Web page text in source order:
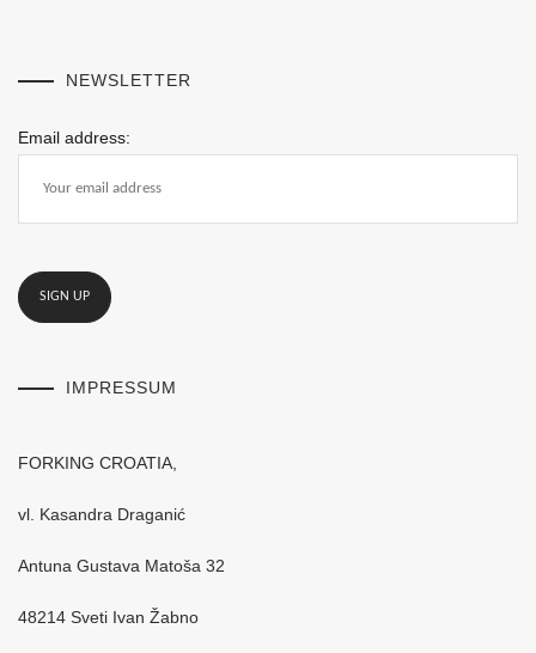
NEWSLETTER
Email address:
IMPRESSUM
FORKING CROATIA,
vl. Kasandra Draganić
Antuna Gustava Matoša 32
48214 Sveti Ivan Žabno